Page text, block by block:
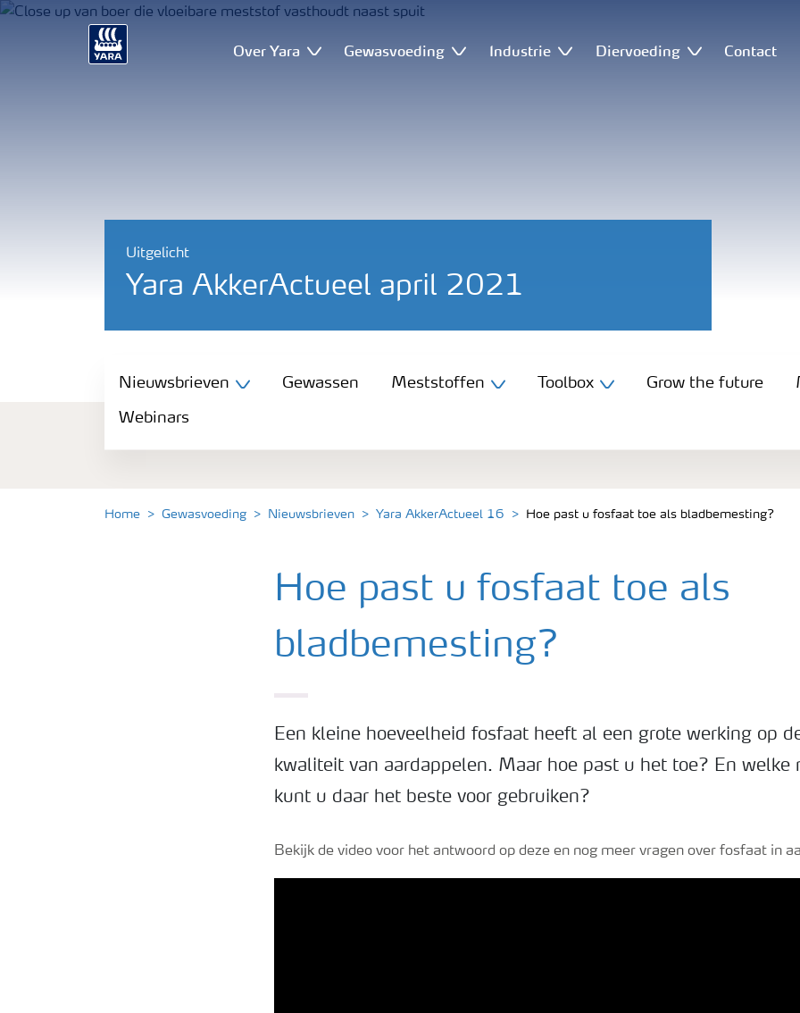
Over Yara Gewasvoeding Industrie Diervoeding Contact
Uitgelicht
Yara AkkerActueel april 2021
Gewassen
Nieuwsbrieven Gewassen Meststoffen Toolbox Grow the future
Webinars
Home Gewasvoeding Nieuwsbrieven Yara AkkerActueel 16 Hoe past u fosfaat toe als bladbemesting?
Hoe past u fosfaat toe als
bladbemesting?
Een kleine hoeveelheid fosfaat heeft al een grote werking op
kwaliteit van aardappelen. Maar hoe past u het toe? En welke
kunt u daar het beste voor gebruiken?
Bekijk de video voor het antwoord op deze en nog meer vragen over fosfaat in